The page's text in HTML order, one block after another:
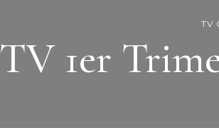
TV
TV 1er